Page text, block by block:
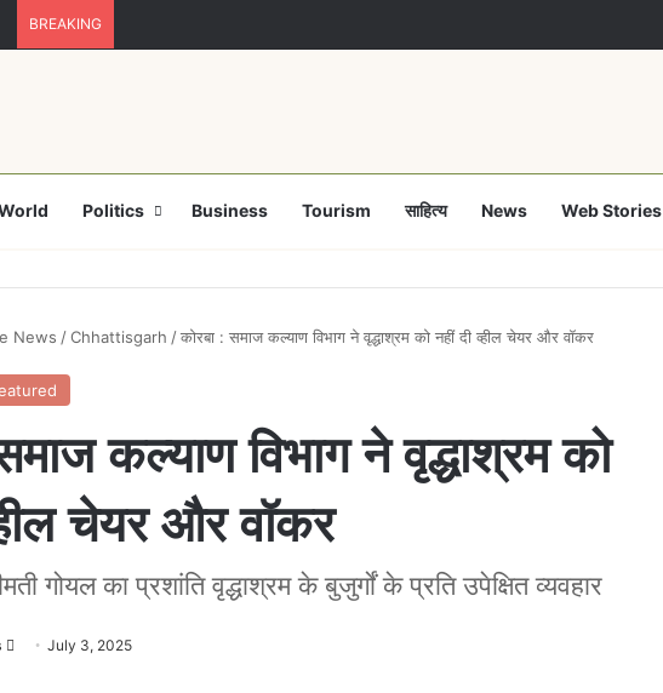
BREAKING
Politics Business Tourism साहित्य News Web Stories
News /Chhattisgarh /कोरबा : समाज कल्याण विभाग ने वृद्धाश्रम को नहीं दी व्हील चेयर और वॉकर
कल्याण विभाग ने वृद्धाश्रम को
चेयर और वॉकर
गोयल का प्रशांति वृद्धाश्रम के बुजुर्गों के प्रति उपेक्षित व्यवहार
July 3, 2025